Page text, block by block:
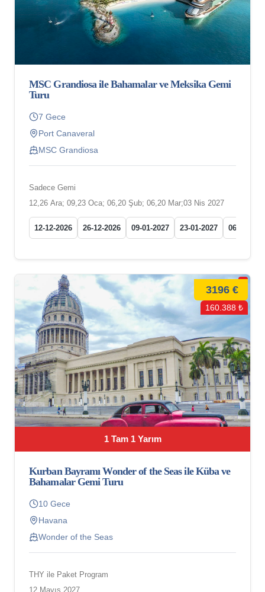
MSC Grandiosa ile Bahamalar ve Meksika Gemi
Turu
7 Gece
Port Canaveral
MSC Grandiosa
Sadece Gemi
12,26 Ara; 09,23 Oca; 06,20 Şub; 06,20 Mar;03 Nis 2027
12-12-2026 26-12-2026 09-01-2027 23-01-2027 06-02-
1 Tam 1 Yarım
3196 €
160.388 ₺
Kurban Bayramı Wonder of the Seas ile Küba ve
Bahamalar Gemi Turu
10 Gece
Havana
Wonder of the Seas
THY ile Paket Program
12 Mayıs 2027